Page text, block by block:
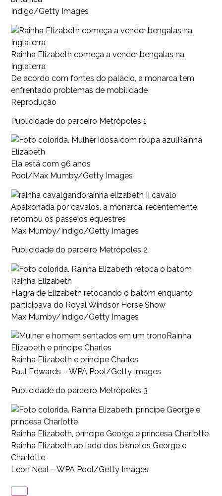
Indigo/Getty Images
Rainha Elizabeth começa a vender bengalas na
Inglaterra
De acordo com fontes do palácio, a monarca tem
enfrentado problemas de mobilidade
Reprodução
Publicidade do parceiro Metrópoles 1
Rainha
Elizabeth
Ela está com 96 anos
Pool/Max Mumby/Getty Images
rainha elizabeth II cavalo
Apaixonada por cavalos, a monarca, recentemente,
retomou os passeios equestres
Max Mumby/Indigo/Getty Images
Publicidade do parceiro Metrópoles 2
Rainha Elizabeth
Flagra de Elizabeth retocando o batom enquanto
participava do Royal Windsor Horse Show
Max Mumby/Indigo/Getty Images
Rainha
Elizabeth e príncipe Charles
Rainha Elizabeth e príncipe Charles
Paul Edwards – WPA Pool/Getty Images
Publicidade do parceiro Metrópoles 3
Rainha Elizabeth, príncipe George e princesa Charlotte
Rainha Elizabeth ao lado dos bisnetos George e
Charlotte
Leon Neal – WPA Pool/Getty Images